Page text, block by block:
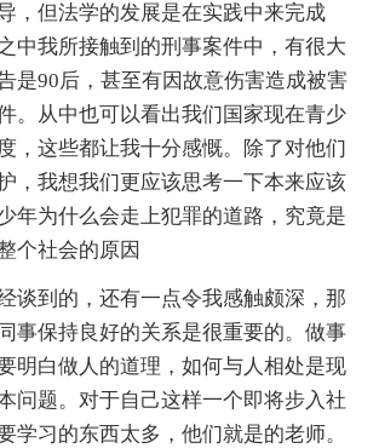
，但法学的发展是在实践中来完成
中我所接触到的刑事案件中，有很大
是90后，甚至有因故意伤害造成被害
。从中也可以看出我们国家现在青少
，这些都让我十分感慨。除了对他们
，我想我们更应该思考一下本来应该
年为什么会走上犯罪的道路，究竟是
个社会的原因
谈到的，还有一点令我感触颇深，那
事保持良好的关系是很重要的。做事
明白做人的道理，如何与人相处是现
问题。对于自己这样一个即将步入社
学习的东西太多，他们就是的老师。